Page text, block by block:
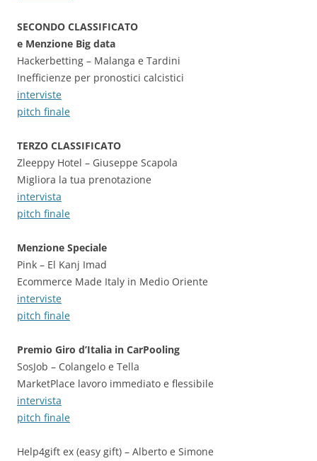
SECONDO CLASSIFICATO
e Menzione Big data
Hackerbetting – Malanga e Tardini
Inefficienze per pronostici calcistici
interviste
pitch finale
TERZO CLASSIFICATO
Zleeppy Hotel – Giuseppe Scapola
Migliora la tua prenotazione
intervista
pitch finale
Menzione Speciale
Pink – El Kanj Imad
Ecommerce Made Italy in Medio Oriente
interviste
pitch finale
Premio Giro d’Italia in CarPooling
SosJob – Colangelo e Tella
MarketPlace lavoro immediato e flessibile
intervista
pitch finale
Help4gift ex (easy gift) – Alberto e Simone